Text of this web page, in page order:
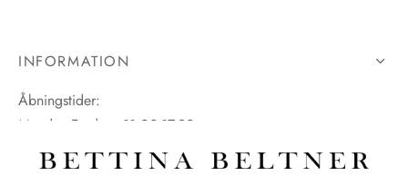
INFORMATION
Åbningstider:
Mandag-Fredag: 11.00-17.30
Lørdag: 11.00-15.00